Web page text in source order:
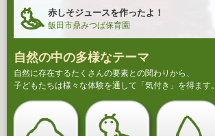
赤しそジュースを作ったよ！
飯田市鼎みつば保育園
自然の中の多様なテーマ
自然に存在するたくさんの要素との関わりから、
子どもたちは様々な体験を通して「気付き」を得ます。